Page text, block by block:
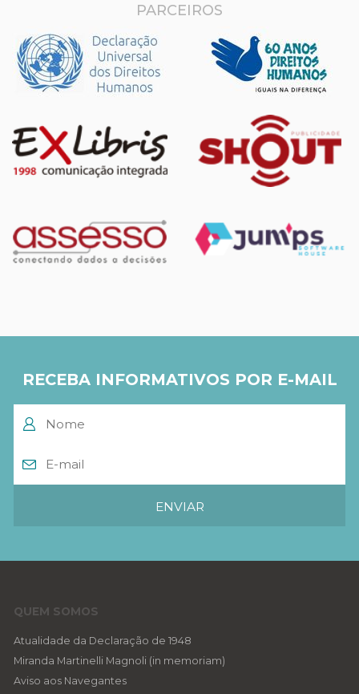
PARCEIROS
RECEBA INFORMATIVOS POR E-MAIL
QUEM SOMOS
Atualidade da Declaração de 1948
Miranda Martinelli Magnoli (in memoriam)
Aviso aos Navegantes